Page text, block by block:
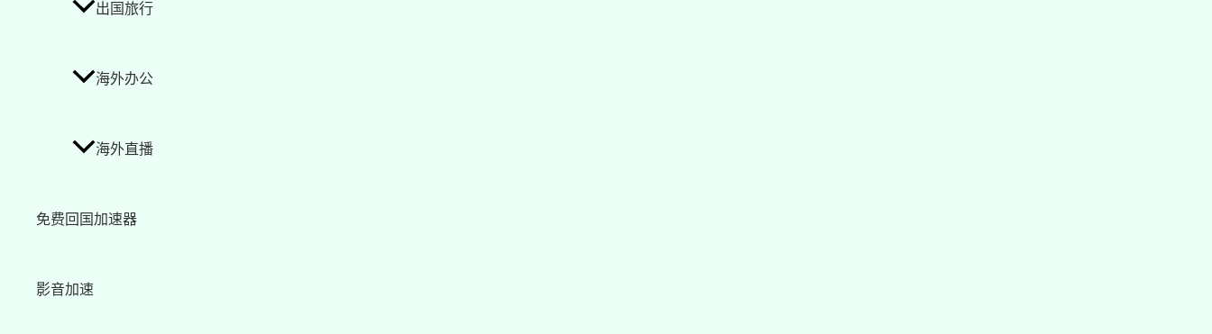
出国旅行
海外办公
海外直播
免费回国加速器
影音加速